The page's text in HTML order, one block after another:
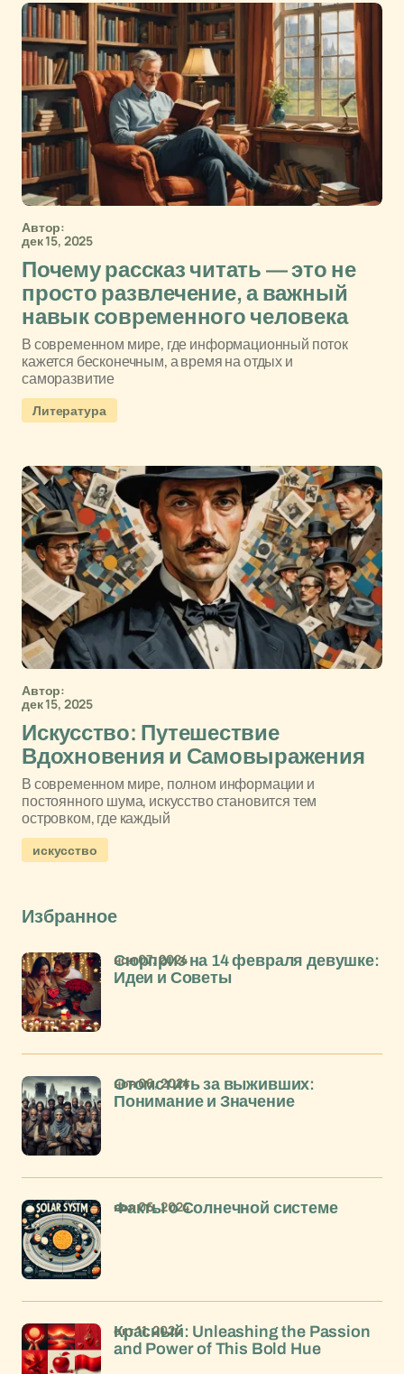
Автор:
дек 15, 2025
Почему рассказ читать — это не
просто развлечение, а важный
навык современного человека
В современном мире, где информационный поток
кажется бесконечным, а время на отдых и
саморазвитие
Литература
Автор:
дек 15, 2025
Искусство: Путешествие
Вдохновения и Самовыражения
В современном мире, полном информации и
постоянного шума, искусство становится тем
островком, где каждый
искусство
Избранное
Сюрприз на 14 февраля девушке:
Идеи и Советы
ноя 07, 2024
Отомстить за выживших:
Понимание и Значение
ноя 06, 2024
Факты о Солнечной системе
ноя 06, 2024
Красный: Unleashing the Passion
and Power of This Bold Hue
окт 11, 2024